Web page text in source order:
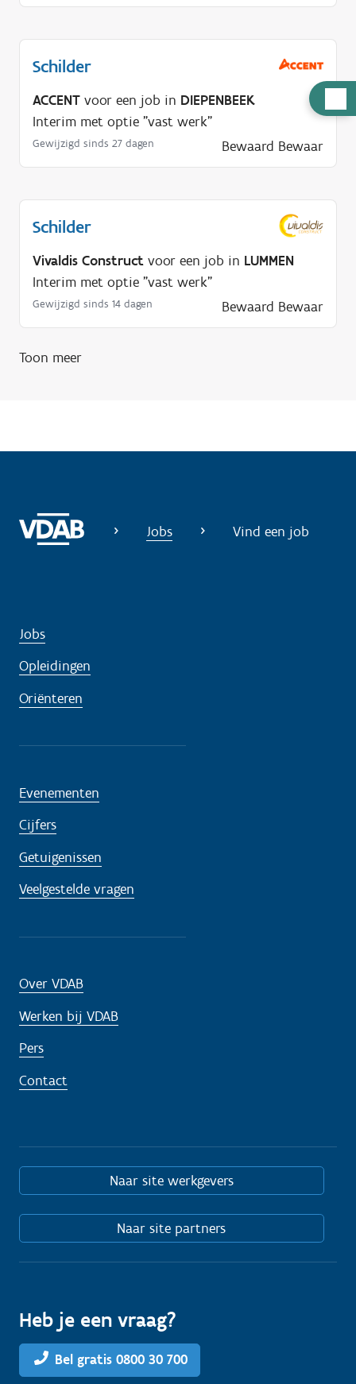
u
l
o
d
Schilder
ACCENT voor een job in DIEPENBEEK
Interim met optie "vast werk"
Gewijzigd sinds 27 dagen Bewaard Bewaar
Schilder
Vivaldis Construct voor een job in LUMMEN
Interim met optie "vast werk"
Gewijzigd sinds 14 dagen Bewaard Bewaar
Toon meer
Jobs Vind een job
Jobs
Opleidingen
Oriënteren
Evenementen
Cijfers
Getuigenissen
Veelgestelde vragen
Over VDAB
Werken bij VDAB
Pers
Contact
Naar site werkgevers
Naar site partners
Heb je een vraag?
Bel gratis 0800 30 700